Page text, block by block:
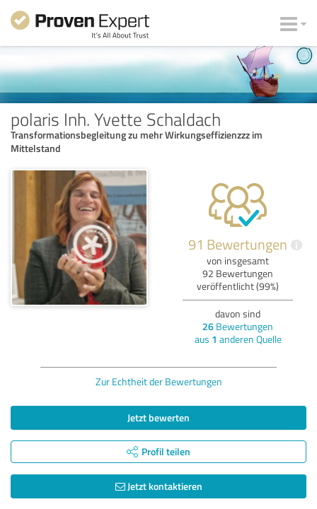
polaris Inh. Yvette Schaldach
Transformationsbegleitung zu mehr Wirkungseffizienzzz im
Mittelstand
91 Bewertungen i
von insgesamt
92 Bewertungen
veröffentlicht (99%)
davon sind
26 Bewertungen
aus 1 anderen Quelle
Zur Echtheit der Bewertungen
Jetzt bewerten
Profil teilen
Jetzt kontaktieren